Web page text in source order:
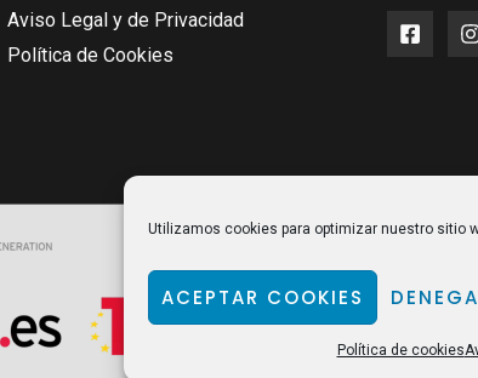
Utilizamos cookies para optimizar nuestro sitio
ACEPTAR COOKIES
Política de cookies
Aviso Legal y de Privacidad
Política de Cookies